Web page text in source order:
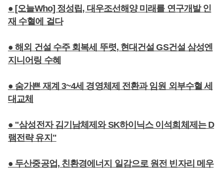
● [오늘Who] 정성립, 대우조선해양 미래를 연구개발 인
재 수혈에 걸다
● 해외 건설 수주 회복세 뚜렷, 현대건설 GS건설 삼성엔
지니어링 수혜
● 숨가쁜 재계 3~4세 경영체제 전환과 임원 외부수혈 세
대교체
● "삼성전자 김기남체제와 SK하이닉스 이석희체제는 D
램전략 유지"
● 두산중공업, 친환경에너지 일감으로 원전 빈자리 메우